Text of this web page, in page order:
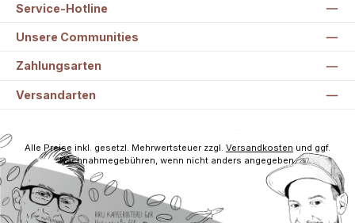
Service-Hotline
Unsere Communities
Zahlungsarten
Versandarten
Alle Preise inkl. gesetzl. Mehrwertsteuer zzgl. Versandkosten und ggf.
Nachnahmegebühren, wenn nicht anders angegeben.